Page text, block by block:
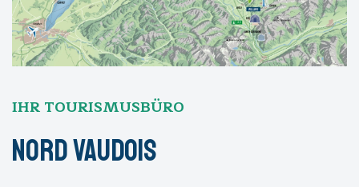
IHR TOURISMUSBÜRO
Nord vaudois